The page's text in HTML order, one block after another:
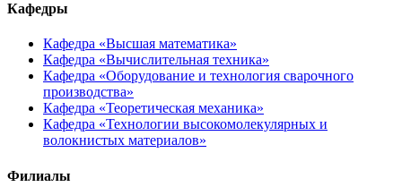
Кафедры
Кафедра «Высшая математика»
Кафедра «Вычислительная техника»
Кафедра «Оборудование и технология сварочного
производства»
Кафедра «Теоретическая механика»
Кафедра «Технологии высокомолекулярных и
волокнистых материалов»
Филиалы